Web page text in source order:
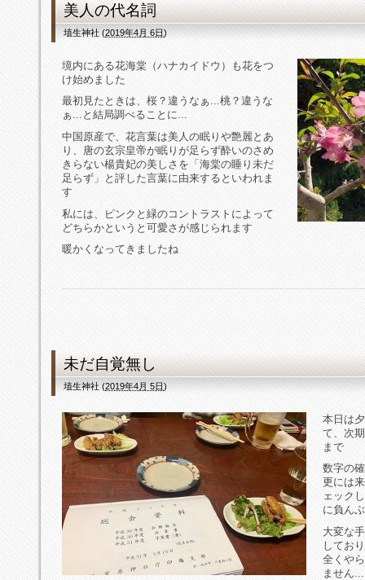
美人の代名詞
埴生神社(2019年4月 6日)
境内にある花海棠（ハナカイドウ）も花をつ
け始めました
最初見たときは、桜？違うなぁ...桃？違うな
ぁ...と結局調べることに...
中国原産で、花言葉は美人の眠りや艶麗とあ
り、唐の玄宗皇帝が眠りが足らず酔いのさめ
きらない楊貴妃の美しさを「海棠の睡り未だ
足らず」と評した言葉に由来するといわれま
す
私には、ピンクと緑のコントラストによって
どちらかというと可愛さが感じられます
暖かくなってきましたね
未だ自覚無し
埴生神社(2019年4月 5日)
本日は
て、次
まで
数字の
更には
ェック
に負ん
大変な
してお
全くや
ません...